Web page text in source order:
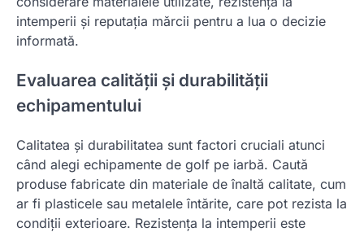
intemperii și reputația mărcii pentru a lua o decizie
informată.
Evaluarea calității și durabilității
echipamentului
Calitatea și durabilitatea sunt factori cruciali atunci
când alegi echipamente de golf pe iarbă. Caută
produse fabricate din materiale de înaltă calitate, cum
ar fi plasticele sau metalele întărite, care pot rezista la
condiții exterioare. Rezistența la intemperii este